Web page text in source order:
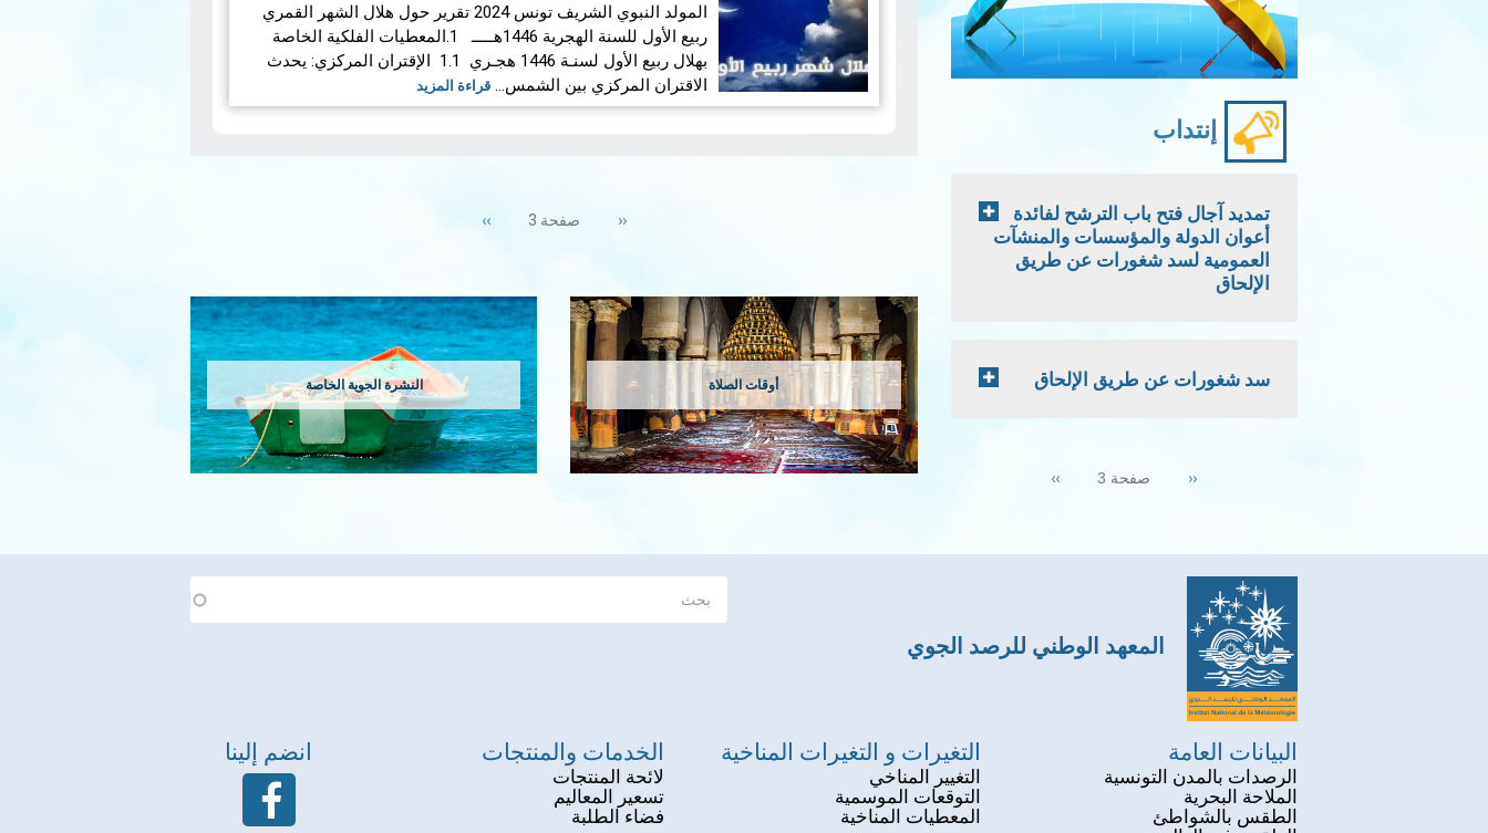
المولد النبوي الشريف تونس 2024 تقرير حول هلال الشهر القمري
ربيع الأول للسنة الهجرية 1446هـــــ 1.المعطيات الفلكية الخاصة
بهلال ربيع الأول لسنـة 1446 هجـري 1.1 ​الإقتران المركزي: يحدث
الاقتران المركزي بين الشمس…قراءة المزيد
Previous
‹‹ صفحة 3 Next
››
النشرة الجوية الخاصة أوقات الصلاة
إنتداب
تمديد آجال فتح باب الترشح لفائدة
أعوان الدولة والمؤسسات والمنشآت
العمومية لسد شغورات عن طريق
الإلحاق
سد شغورات عن طريق الإلحاق
Previous
‹‹ صفحة 3 Next
››
المعهد الوطني للرصد الجوي
البيانات العامة
الرصدات بالمدن التونسية
الملاحة البحرية
الطقس بالشواطئ
التغيرات و التغيرات المناخية
التغيير المناخي
التوقعات الموسمية
المعطيات المناخية
الخدمات والمنتجات
لائحة المنتجات
تسعير المعاليم
فضاء الطلبة
انضم إلينا